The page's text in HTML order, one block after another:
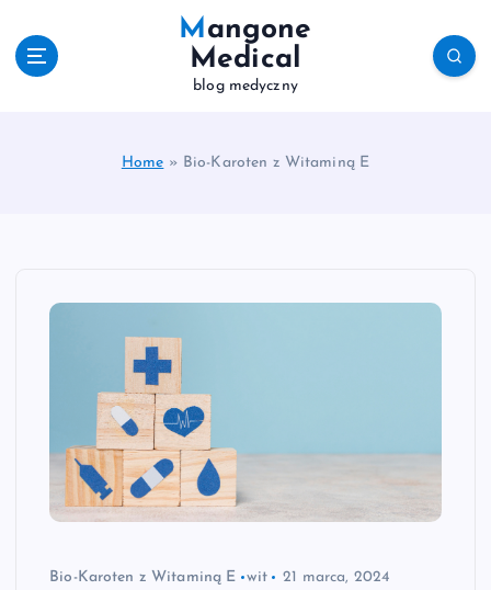
Mangone
Medical
blog medyczny
Home » Bio-Karoten z Witaminą E
Bio-Karoten z Witaminą E wit 21 marca, 2024